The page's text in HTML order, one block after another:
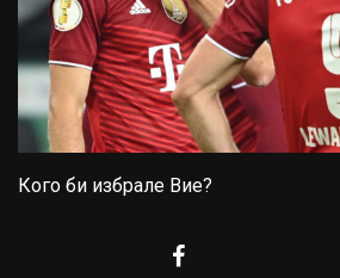
Кого би избрале Вие?